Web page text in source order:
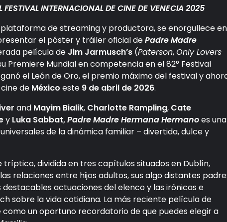
FESTIVAL INTERNACIONAL DE CINE DE VENECIA 2025
de streaming y productora, se enorgullece en
el póster y tráiler oficial dePadre Madre
película de Jim Jarmusch’s (Paterson,Only Lovers
Premiere Mundial en competencia en el 82° Festival
el León de Oro, el premio máximo del festival y
de México este 9 de abril de 2026.
and Mayim Bialik, Charlotte Rampling, Cate
y Luka Sabbat,Padre Madre Hermana Hermanoes una
de la dinámica familiar – divertida, dulce y
dividida en tres capítulos situados en Dublín,
relaciones entre hijos adultos, sus algo distantes
actuaciones del elenco y las irónicas e
sobre la vida cotidiana. La más reciente película de
un oportuno recordatorio de que puedes elegir a